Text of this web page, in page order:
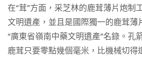
在“茸”方面，采芝林的鹿茸薄片炮制
文明遺產，並且是國際獨一的鹿茸薄
“廣東省嶺南中藥文明遺產”名錄。孔
鹿茸只要零點幾個毫米，比機械切得